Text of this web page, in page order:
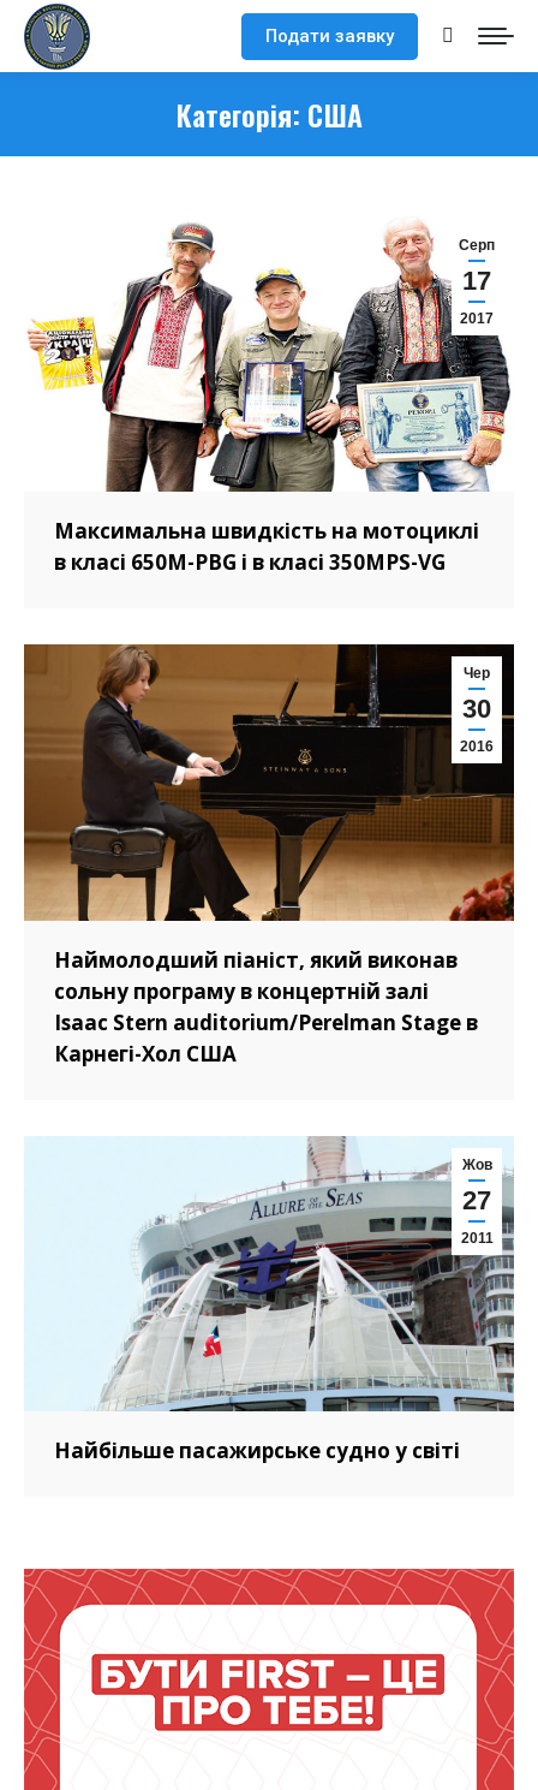
Подати заявку Search:
Категорія: США
Серп
17
2017
Максимальна швидкість на мотоциклі
в класі 650М-PBG і в класі 350MPS-VG
Чер
30
2016
Наймолодший піаніст, який виконав
сольну програму в концертній залі
Isaac Stern auditorium/Perelman Stage в
Карнегі-Хол США
Жов
27
2011
Найбільше пасажирське судно у світі